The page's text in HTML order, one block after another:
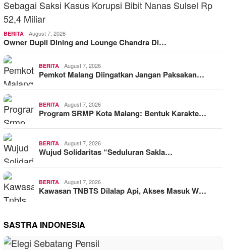
BERITA August 7, 2026
Owner Dupli Dining and Lounge Chandra Di…
BERITA August 7, 2026
Pemkot Malang Diingatkan Jangan Paksakan…
BERITA August 7, 2026
Program SRMP Kota Malang: Bentuk Karakte…
BERITA August 7, 2026
Wujud Solidaritas “Seduluran Sakla…
BERITA August 7, 2026
Kawasan TNBTS Dilalap Api, Akses Masuk W…
SASTRA INDONESIA